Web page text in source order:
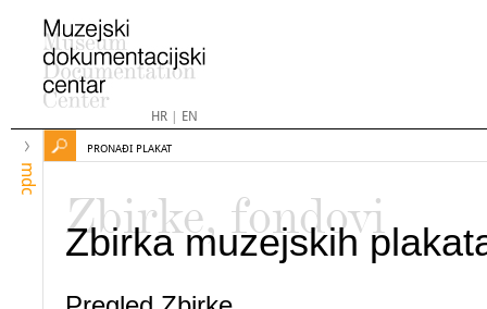
HR| EN
mdc
PRONAĐI PLAKAT
Zbirke, fondovi
Zbirka muzejskih